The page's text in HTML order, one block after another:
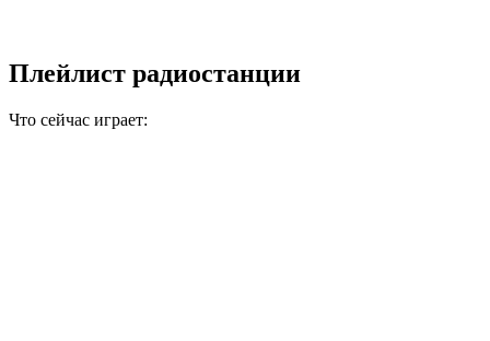
Плейлист радиостанции
Что сейчас играет: